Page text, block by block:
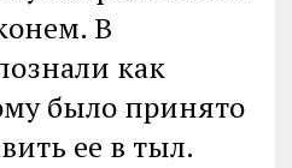
В
как
было принято
ее в тыл.